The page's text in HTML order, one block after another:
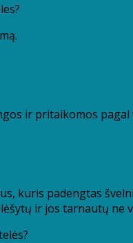
ir pritaikomos pagal
kuris padengtas
ir jos tarnautų ne